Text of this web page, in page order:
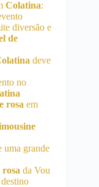
Colatina:
diversão e
de
deve
no
rosa em
uma grande
da Vou